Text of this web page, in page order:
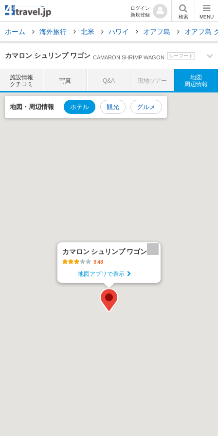
ログイン
新規登録
検索 MENU
ホーム 海外旅行 北米 ハワイ オアフ島 オアフ島
カマロン シュリンプ ワゴン CAMARON SHRIMP WAGON シーフード
施設情報
クチコミ
写真 Q&A 現地ツアー
地図
周辺情報
カマロン シュリンプ ワゴン
3.43
地図アプリで表示
地図・ 周辺情報 ホテル 観光 グルメ